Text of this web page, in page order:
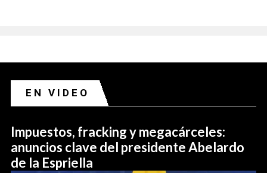
EN VIDEO
Impuestos, fracking y megacárceles:
anuncios clave del presidente Abelardo
de la Espriella